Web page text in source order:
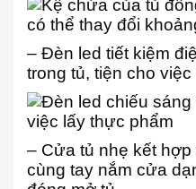
– Đèn led tiết kiệm
trong tủ, tiện cho
– Cửa tủ nhẹ kết
cùng tay nắm cửa